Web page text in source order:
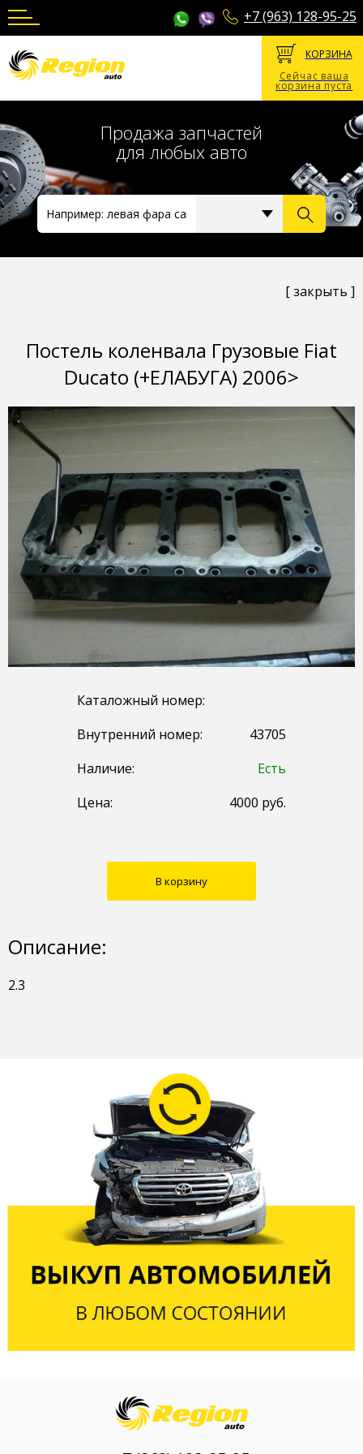
+7 (963) 128-95-25
КОРЗИНА
Сейчас ваша
корзина пуста
Продажа запчастей
для любых авто
[ закрыть ]
Постель коленвала Грузовые Fiat
Ducato (+ЕЛАБУГА) 2006>
Каталожный номер:
Внутренний номер:
43705
Наличие:
Есть
Цена:
4000 руб.
В корзину
Описание:
2.3